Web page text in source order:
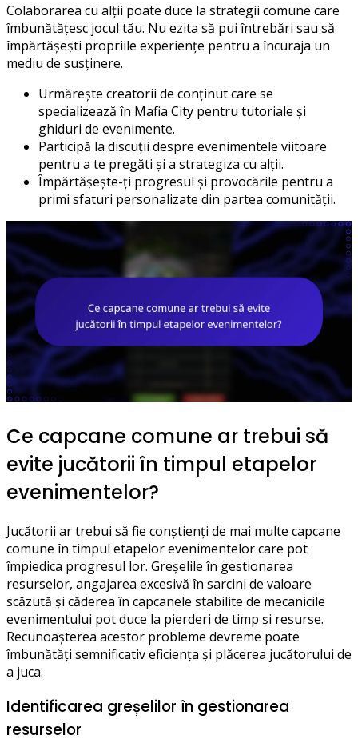
Colaborarea cu alții poate duce la strategii comune care
îmbunătățesc jocul tău. Nu ezita să pui întrebări sau să
împărtășești propriile experiențe pentru a încuraja un
mediu de susținere.
Urmărește creatorii de conținut care se
specializează în Mafia City pentru tutoriale și
ghiduri de evenimente.
Participă la discuții despre evenimentele viitoare
pentru a te pregăti și a strategiza cu alții.
Împărtășește-ți progresul și provocările pentru a
primi sfaturi personalizate din partea comunității.
Ce capcane comune ar trebui să
evite jucătorii în timpul etapelor
evenimentelor?
Jucătorii ar trebui să fie conștienți de mai multe capcane
comune în timpul etapelor evenimentelor care pot
împiedica progresul lor. Greșelile în gestionarea
resurselor, angajarea excesivă în sarcini de valoare
scăzută și căderea în capcanele stabilite de mecanicile
evenimentului pot duce la pierderi de timp și resurse.
Recunoașterea acestor probleme devreme poate
îmbunătăți semnificativ eficiența și plăcerea jucătorului de
a juca.
Identificarea greșelilor în gestionarea
resurselor